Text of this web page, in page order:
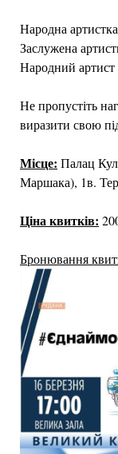
Народна
Заслужена
Народний
Не пропустіть
виразити свою
Місце: Палац
Маршака), 1в.
Ціна квитків:
Бронювання